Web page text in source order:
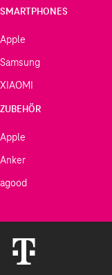
SMARTPHONES
Apple
Samsung
XIAOMI
ZUBEHÖR
Apple
Anker
agood